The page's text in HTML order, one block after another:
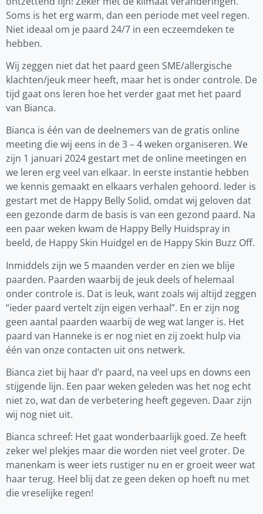
Soms is het erg warm, dan een periode met veel regen.
Niet ideaal om je paard 24/7 in een eczeemdeken te
hebben.
Wij zeggen niet dat het paard geen SME/allergische
klachten/jeuk meer heeft, maar het is onder controle. De
tijd gaat ons leren hoe het verder gaat met het paard
van Bianca.
Bianca is één van de deelnemers van de gratis online
meeting die wij eens in de 3 – 4 weken organiseren. We
zijn 1 januari 2024 gestart met de online meetingen en
we leren erg veel van elkaar. In eerste instantie hebben
we kennis gemaakt en elkaars verhalen gehoord. Ieder is
gestart met de Happy Belly Solid, omdat wij geloven dat
een gezonde darm de basis is van een gezond paard. Na
een paar weken kwam de Happy Belly Huidspray in
beeld, de Happy Skin Huidgel en de Happy Skin Buzz Off.
Inmiddels zijn we 5 maanden verder en zien we blije
paarden. Paarden waarbij de jeuk deels of helemaal
onder controle is. Dat is leuk, want zoals wij altijd zeggen
“ieder paard vertelt zijn eigen verhaal”. En er zijn nog
geen aantal paarden waarbij de weg wat langer is. Het
paard van Hanneke is er nog niet en zij zoekt hulp via
één van onze contacten uit ons netwerk.
Bianca ziet bij haar d’r paard, na veel ups en downs een
stijgende lijn. Een paar weken geleden was het nog echt
niet zo, wat dan de verbetering heeft gegeven. Daar zijn
wij nog niet uit.
Bianca schreef: Het gaat wonderbaarlijk goed. Ze heeft
zeker wel plekjes maar die worden niet veel groter. De
manenkam is weer iets rustiger nu en er groeit weer wat
haar terug. Heel blij dat ze geen deken op hoeft nu met
die vreselijke regen!